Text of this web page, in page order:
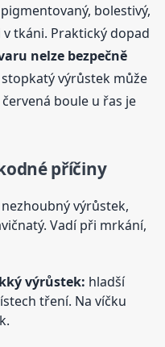
bolestivý,
tkáni. Praktický dopad
nelze bezpečně
výrůstek může
boule u řas je
příčiny
výrůstek,
Vadí při mrkání,
výrůstek: hladší
tření. Na víčku